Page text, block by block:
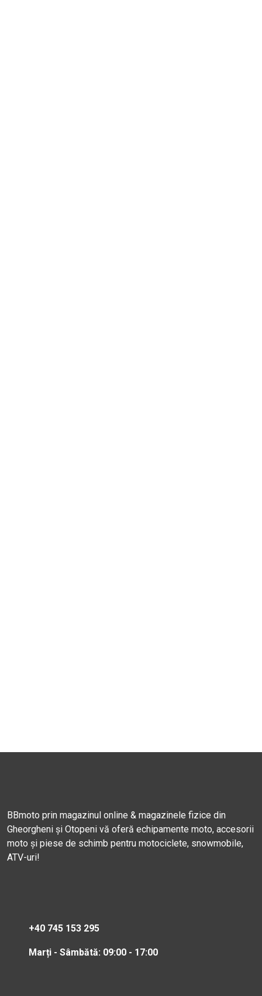
BBmoto prin magazinul online & magazinele fizice din
Gheorgheni și Otopeni vă oferă echipamente moto, accesorii
moto și piese de schimb pentru motociclete, snowmobile,
ATV-uri!
+40 745 153 295
Marți - Sâmbătă: 09:00 - 17:00